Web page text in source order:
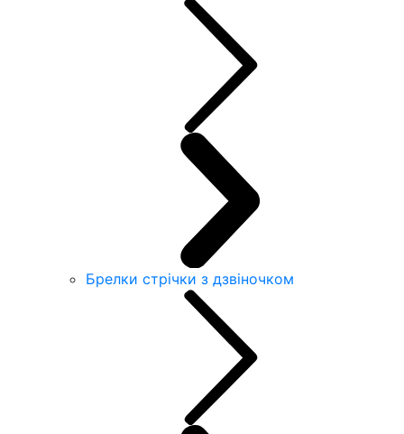
Брелки стрічки з дзвіночком